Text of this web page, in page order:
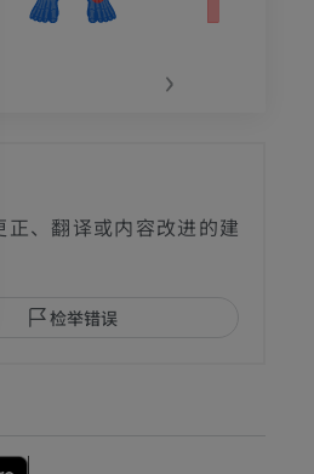
›
正、翻译或内容改进的建
检举错误